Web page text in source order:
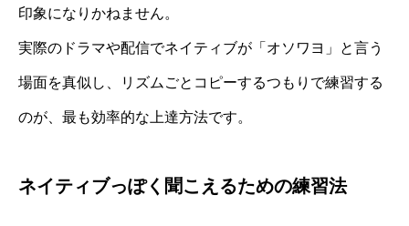
印象になりかねません。
実際のドラマや配信でネイティブが「オソワヨ」と言う
場面を真似し、リズムごとコピーするつもりで練習する
のが、最も効率的な上達方法です。
ネイティブっぽく聞こえるための練習法